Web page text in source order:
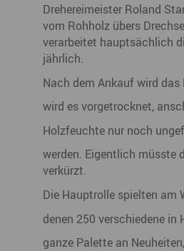
Drehereimeister Roland
vom Rohholz übers
verarbeitet hauptsächlich
jährlich.
Nach dem Ankauf wird
wird es vorgetrocknet,
Holzfeuchte nur noch
werden. Eigentlich müsste
verkürzt.
Die Hauptrolle spielten am
denen 250 verschiedene
ganze Palette an